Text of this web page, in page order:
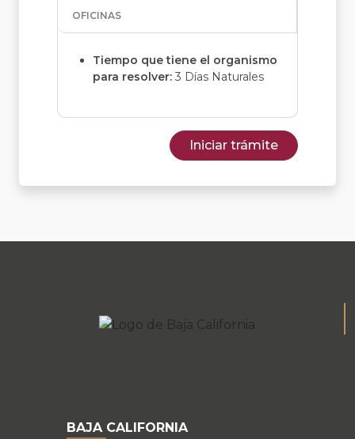
OFICINAS
Tiempo que tiene el organismo
para resolver: 3 Días Naturales
Iniciar trámite
BAJA CALIFORNIA